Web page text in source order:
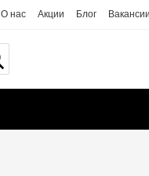
О нас Акции Блог Вакансии